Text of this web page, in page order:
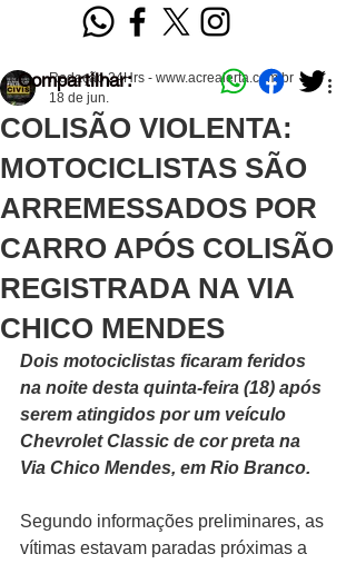
COLISÃO VIOLENTA:
MOTOCICLISTAS SÃO
ARREMESSADOS POR
CARRO APÓS COLISÃO
REGISTRADA NA VIA
CHICO MENDES
Redação 24Hrs - www.acrealerta.com.br
18 de jun.
Dois motociclistas ficaram feridos
na noite desta quinta-feira (18) após
serem atingidos por um veículo
Chevrolet Classic de cor preta na
Via Chico Mendes, em Rio Branco.
Segundo informações preliminares, as
vítimas estavam paradas próximas a
Compartilhar: